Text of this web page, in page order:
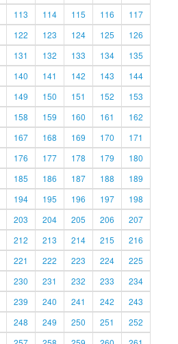
113 114 115 116
117
122 123 124 125
126
131 132 133 134
135
140 141 142 143
144
149 150 151 152
153
158 159 160 161
162
167 168 169 170
171
176 177 178 179
180
185 186 187 188
189
194 195 196 197
198
203 204 205 206
207
212 213 214 215
216
221 222 223 224
225
230 231 232 233
234
239 240 241 242
243
248 249 250 251
252